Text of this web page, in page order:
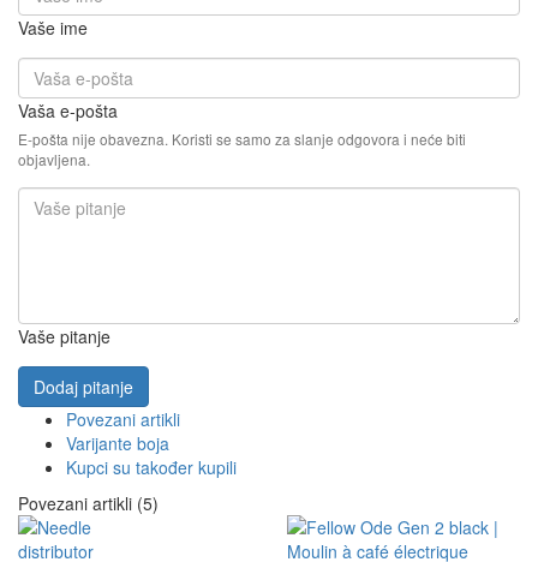
Vaše ime
Vaša e-pošta
E-pošta nije obavezna. Koristi se samo za slanje odgovora i neće biti
objavljena.
Vaše pitanje
Dodaj pitanje
Povezani artikli
Varijante boja
Kupci su također kupili
Povezani artikli (5)